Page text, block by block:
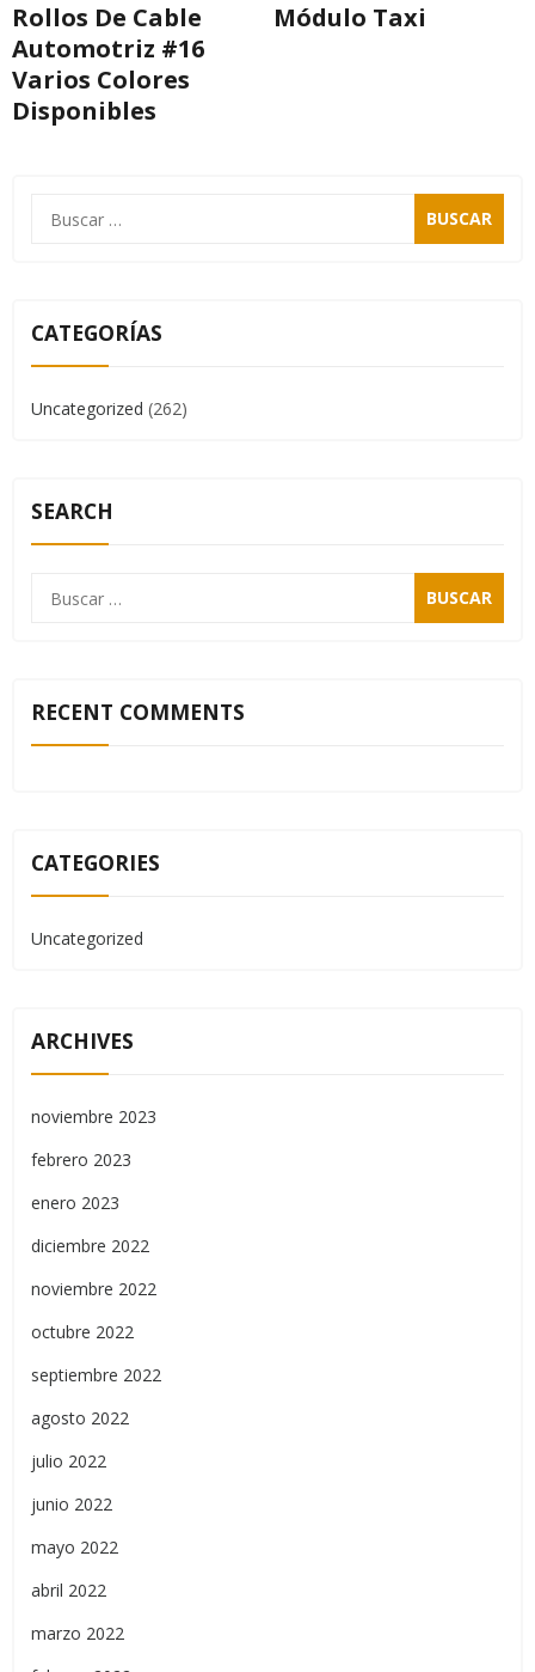
Rollos De Cable
Automotriz #16
Varios Colores
Disponibles
Módulo Taxi
CATEGORÍAS
Uncategorized (262)
SEARCH
RECENT COMMENTS
CATEGORIES
Uncategorized
ARCHIVES
noviembre 2023
febrero 2023
enero 2023
diciembre 2022
noviembre 2022
octubre 2022
septiembre 2022
agosto 2022
julio 2022
junio 2022
mayo 2022
abril 2022
marzo 2022